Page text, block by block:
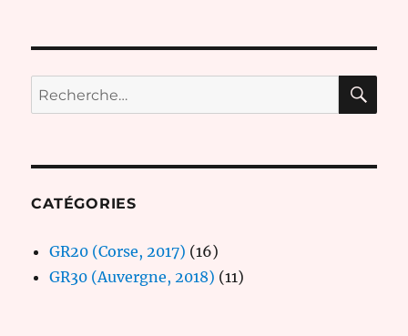
Recherche
pour :
CATÉGORIES
GR20 (Corse, 2017) (16)
GR30 (Auvergne, 2018) (11)